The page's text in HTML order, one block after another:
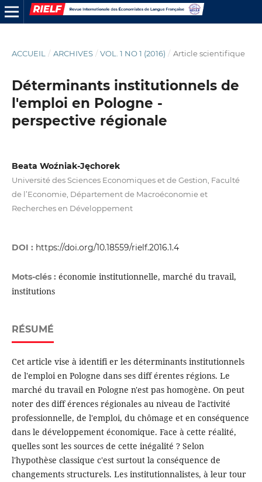
ACCUEIL / ARCHIVES / VOL. 1 NO 1 (2016) / Article scientifique
Déterminants institutionnels de
l'emploi en Pologne -
perspective régionale
Beata Woźniak-Jęchorek
Université des Sciences Economiques et de Gestion, Faculté
de l’Economie, Département de Macroéconomie et
Recherches en Développement
DOI : https://doi.org/10.18559/rielf.2016.1.4
Mots-clés : économie institutionnelle, marché du travail,
institutions
RÉSUMÉ
Cet article vise à identifi er les déterminants institutionnels
de l'emploi en Pologne dans ses diff érentes régions. Le
marché du travail en Pologne n'est pas homogène. On peut
noter des diff érences régionales au niveau de l'activité
professionnelle, de l'emploi, du chômage et en conséquence
dans le développement économique. Face à cette réalité,
quelles sont les sources de cette inégalité ? Selon
l'hypothèse classique c'est surtout la conséquence de
changements structurels. Les institutionnalistes, à leur tour